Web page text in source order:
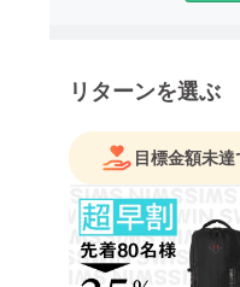
リターンを選ぶ
目標金額未